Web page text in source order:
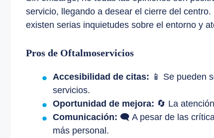
servicio, llegando a desear el cierre del
existen serias inquietudes sobre el entorno y
Pros de Oftalmoservicios
Accesibilidad de citas: 📱 Se pueden
servicios.
Oportunidad de mejora: 🔄 La
Comunicación: 🗨️ A pesar de las
más personal.